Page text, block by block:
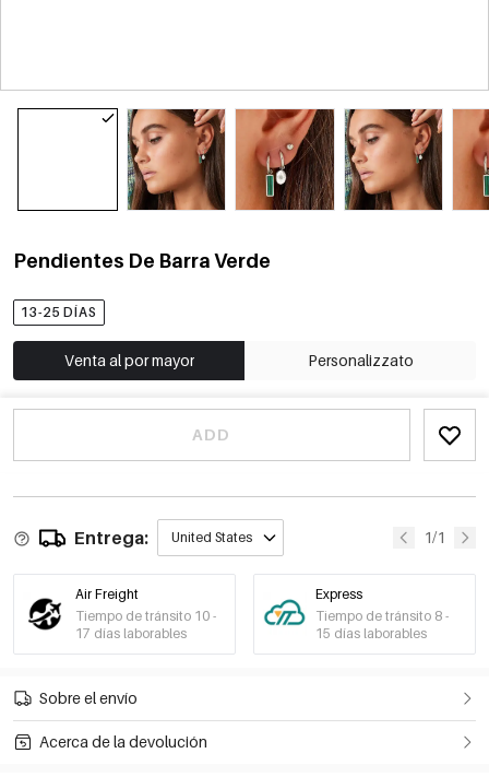
Pendientes De Barra Verde
13-25 DÍAS
Venta al por mayor Personalizzato
ADD
Entrega: United States 1/1
Air Freight
Tiempo de tránsito 10 -
17 días laborables
Express
Tiempo de tránsito 8 -
15 días laborables
Sobre el envío
Acerca de la devolución